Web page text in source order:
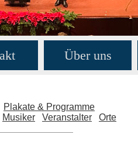
Über uns
Plakate & Programme
Musiker Veranstalter Orte